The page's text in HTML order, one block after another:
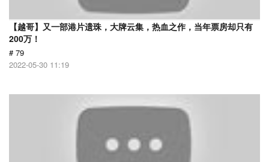
【越哥】又一部港片遗珠，大牌云集，热血之作，当年票房却只有
200万！
# 79
2022-05-30 11:19